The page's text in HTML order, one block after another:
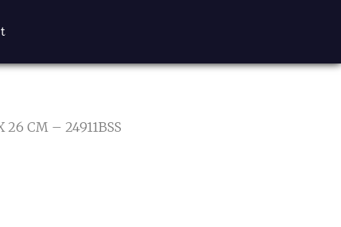
26 CM – 24911BSS